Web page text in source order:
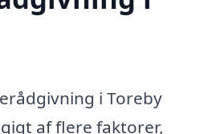
i Toreby
af flere faktorer,